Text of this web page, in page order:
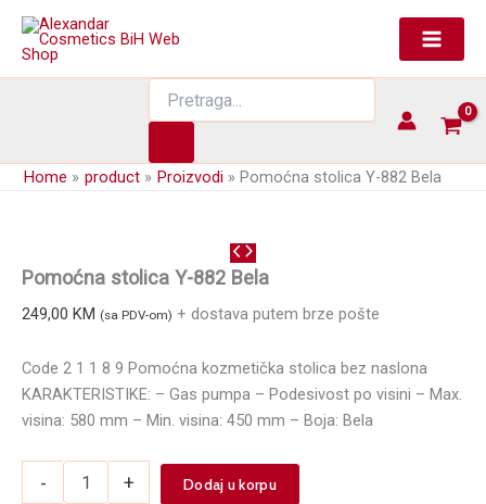
Skip
content
search
Home product Proizvodi Pomoćna stolica Y-882 Bela
Pomoćna stolica Y-882 Bela
249,00 KM (sa PDV-om) + dostava putem brze pošte
Code 2 1 1 8 9 Pomoćna kozmetička stolica bez naslona
KARAKTERISTIKE: – Gas pumpa – Podesivost po visini – Max.
visina: 580 mm – Min. visina: 450 mm – Boja: Bela
- +
Dodaj u korpu